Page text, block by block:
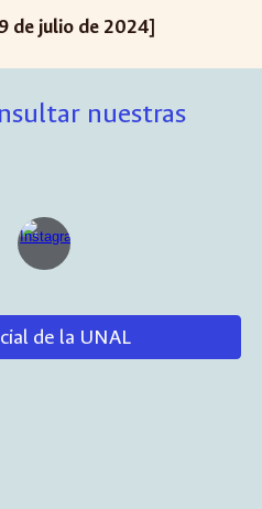
de julio de 2024]
nuestras
de la UNAL